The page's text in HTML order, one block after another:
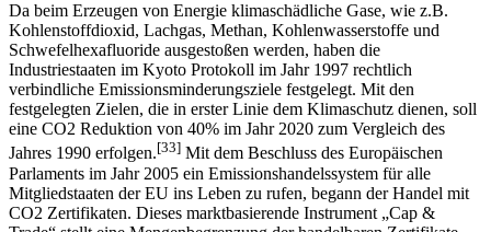
Da beim Erzeugen von Energie klimaschädliche Gase, wie z.B.
Kohlenstoffdioxid, Lachgas, Methan, Kohlenwasserstoffe und
Schwefelhexafluoride ausgestoßen werden, haben die
Industriestaaten im Kyoto Protokoll im Jahr 1997 rechtlich
verbindliche Emissionsminderungsziele festgelegt. Mit den
festgelegten Zielen, die in erster Linie dem Klimaschutz dienen, soll
eine CO2 Reduktion von 40% im Jahr 2020 zum Vergleich des
Jahres 1990 erfolgen.[33] Mit dem Beschluss des Europäischen
Parlaments im Jahr 2005 ein Emissionshandelssystem für alle
Mitgliedstaaten der EU ins Leben zu rufen, begann der Handel mit
CO2 Zertifikaten. Dieses marktbasierende Instrument „Cap &